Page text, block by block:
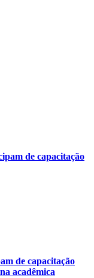
de capacitação
de capacitação
acadêmica